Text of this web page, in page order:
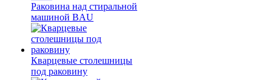
Раковина над стиральной
машиной BAU
Кварцевые столешницы
под раковину